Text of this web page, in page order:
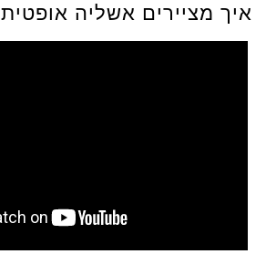
איך מציירים אשליה אופטית 3D